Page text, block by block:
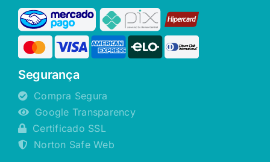
Segurança
Compra Segura
Google Transparency
Certificado SSL
Norton Safe Web